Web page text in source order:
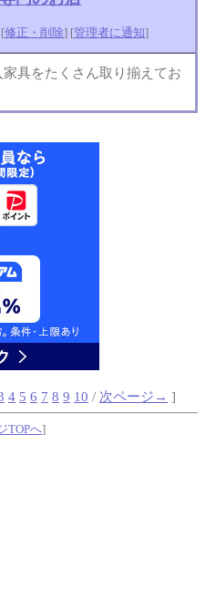
修正・削除] [管理者に通知]
具をたくさん取り揃えてお
4 5 6 7 8 9 10 / 次ページ→ ]
TOPへ]